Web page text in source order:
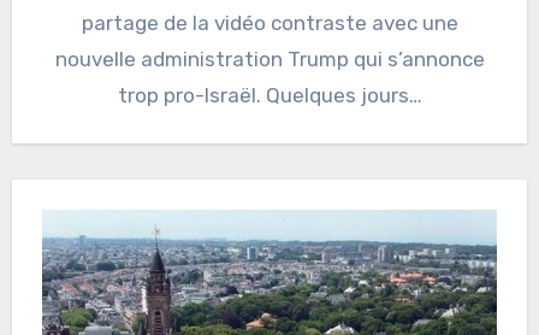
partage de la vidéo contraste avec une
nouvelle administration Trump qui s’annonce
trop pro-Israël. Quelques jours…